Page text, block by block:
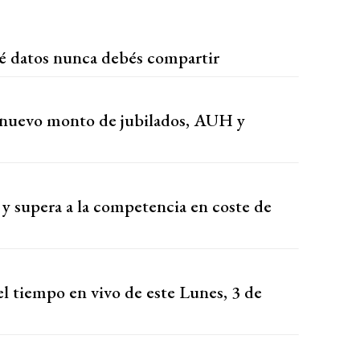
datos nunca debés compartir
monto de jubilados, AUH y
supera a la competencia en coste de
tiempo en vivo de este Lunes, 3 de